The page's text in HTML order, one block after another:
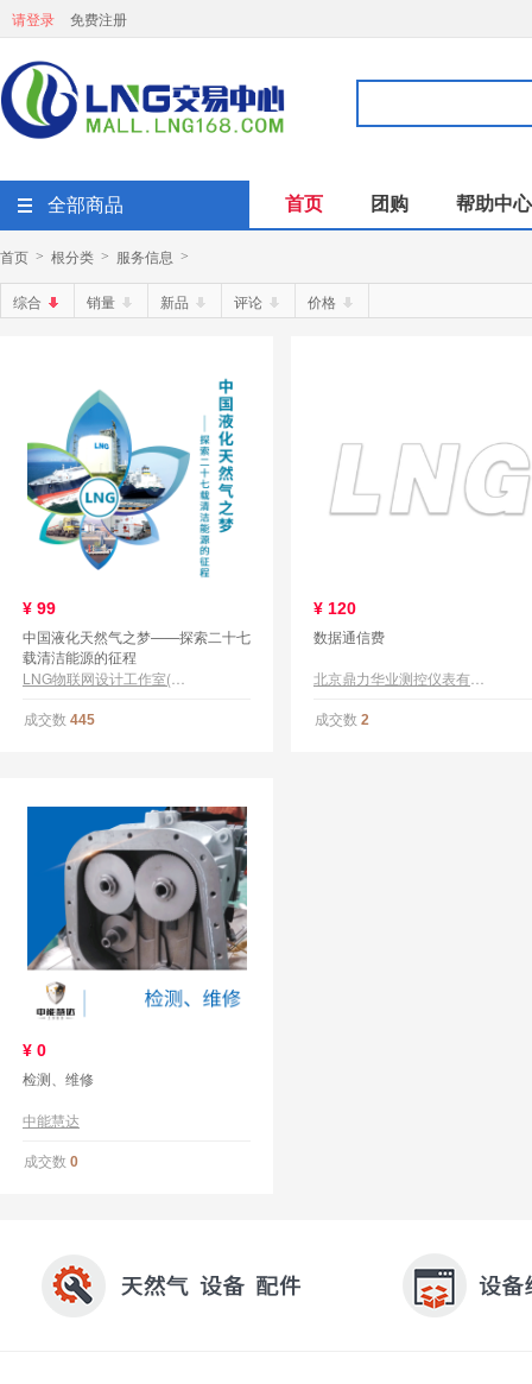
请登录 免费注册
全部商品 首页 团购 帮助中心
首页 > 根分类 > 服务信息 >
综合 销量 新品 评论 价格
¥ 99
中国液化天然气之梦——探索二十七
载清洁能源的征程
成交数 445
¥ 120
数据通信费
成交数 2
¥ 0
检测、维修
中能慧达
成交数 0